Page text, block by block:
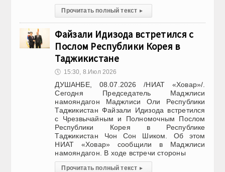
Прочитать полный текст ▸
Файзали Идизода встретился с
Послом Республики Корея в
Таджикистане
🕔 15:30, 8.Июл 2026
ДУШАНБЕ, 08.07.2026 /НИАТ «Ховар»/.
Сегодня Председатель Маджлиси
намояндагон Маджлиси Оли Республики
Таджикистан Файзали Идизода встретился
с Чрезвычайным и Полномочным Послом
Республики Корея в Республике
Таджикистан Чон Сон Шиком. Об этом
НИАТ «Ховар» сообщили в Маджлиси
намояндагон. В ходе встречи стороны
Прочитать полный текст ▸